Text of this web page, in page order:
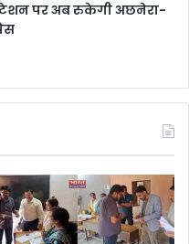
पर अब रुकेगी अछनेरा-